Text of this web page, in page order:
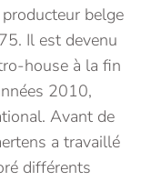
belge
Il est devenu
house à la fin
2010,
Avant de
a travaillé
différents